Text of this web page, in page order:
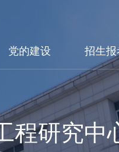
党的建设 招生
程研究中